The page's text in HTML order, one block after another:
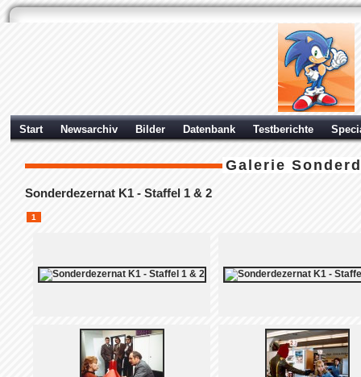
Start Newsarchiv Bilder Datenbank Testberichte
Galerie
Sonderdezernat K1 - Staffel 1 & 2
1